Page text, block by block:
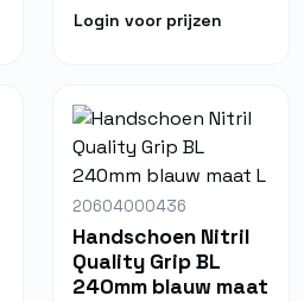
Login voor prijzen
20604000436
Handschoen Nitril
Quality Grip BL
240mm blauw maat